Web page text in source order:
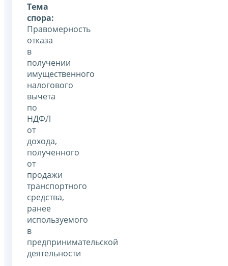
Тема
спора:
Правомерность
отказа
в
получении
имущественного
налогового
вычета
по
НДФЛ
от
дохода,
полученного
от
продажи
транспортного
средства,
ранее
используемого
в
предпринимательской
деятельности